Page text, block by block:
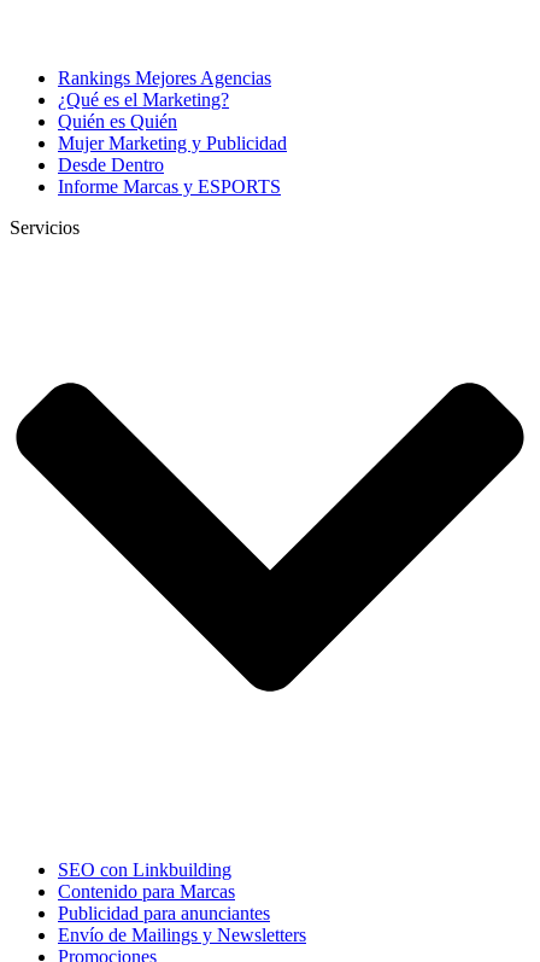
Rankings Mejores Agencias
¿Qué es el Marketing?
Quién es Quién
Mujer Marketing y Publicidad
Desde Dentro
Informe Marcas y ESPORTS
Servicios
SEO con Linkbuilding
Contenido para Marcas
Publicidad para anunciantes
Envío de Mailings y Newsletters
Promociones